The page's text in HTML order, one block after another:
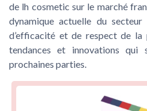
de lh cosmetic sur le marché
dynamique actuelle du secteur
d’efficacité et de respect de
tendances et innovations qui
prochaines parties.